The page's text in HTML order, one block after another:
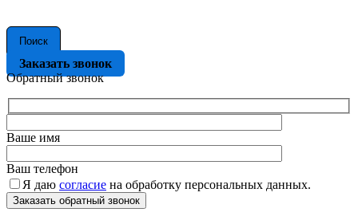
Поиск
Заказать звонок
Обратный звонок
Ваше имя
Ваш телефон
Я даю согласие на обработку персональных данных.